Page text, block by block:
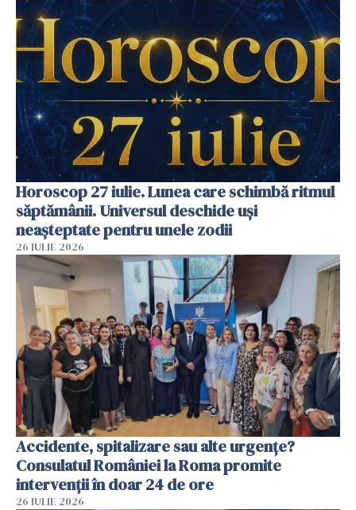
Horoscop 27 iulie. Lunea care schimbă ritmul
săptămânii. Universul deschide uși
neașteptate pentru unele zodii
26 IULIE 2026
Accidente, spitalizare sau alte urgențe?
Consulatul României la Roma promite
intervenții în doar 24 de ore
26 IULIE 2026